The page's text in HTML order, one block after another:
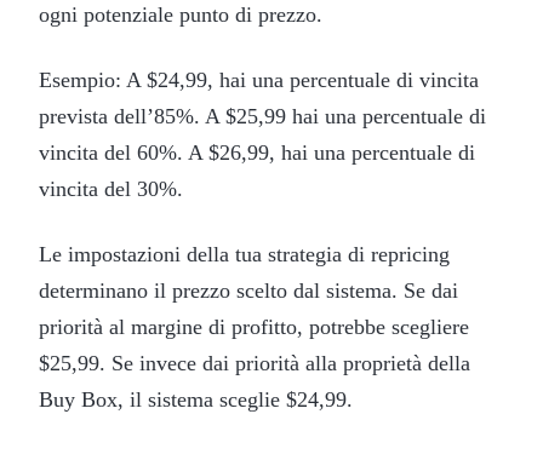
ogni potenziale punto di prezzo.
Esempio: A $24,99, hai una percentuale di vincita
prevista dell’85%. A $25,99 hai una percentuale di
vincita del 60%. A $26,99, hai una percentuale di
vincita del 30%.
Le impostazioni della tua strategia di repricing
determinano il prezzo scelto dal sistema. Se dai
priorità al margine di profitto, potrebbe scegliere
$25,99. Se invece dai priorità alla proprietà della
Buy Box, il sistema sceglie $24,99.